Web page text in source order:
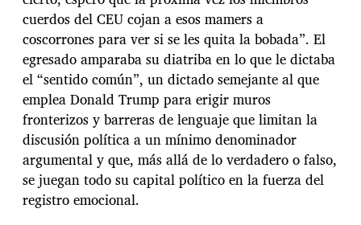
cuerdos del CEU cojan a esos mamers a
coscorrones para ver si se les quita la bobada”. El
egresado amparaba su diatriba en lo que le dictaba
el “sentido común”, un dictado semejante al que
emplea Donald Trump para erigir muros
fronterizos y barreras de lenguaje que limitan la
discusión política a un mínimo denominador
argumental y que, más allá de lo verdadero o falso,
se juegan todo su capital político en la fuerza del
registro emocional.